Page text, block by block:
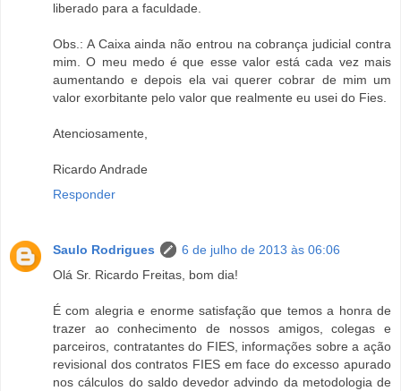
liberado para a faculdade.
Obs.: A Caixa ainda não entrou na cobrança judicial contra
mim. O meu medo é que esse valor está cada vez mais
aumentando e depois ela vai querer cobrar de mim um
valor exorbitante pelo valor que realmente eu usei do Fies.
Atenciosamente,
Ricardo Andrade
Responder
Saulo Rodrigues
6 de julho de 2013 às 06:06
Olá Sr. Ricardo Freitas, bom dia!
É com alegria e enorme satisfação que temos a honra de
trazer ao conhecimento de nossos amigos, colegas e
parceiros, contratantes do FIES, informações sobre a ação
revisional dos contratos FIES em face do excesso apurado
nos cálculos do saldo devedor advindo da metodologia de